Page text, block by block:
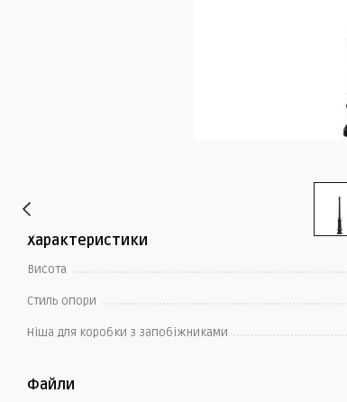
Характеристики
Висота
Стиль опори
Ніша для коробки з запобіжниками
Файли